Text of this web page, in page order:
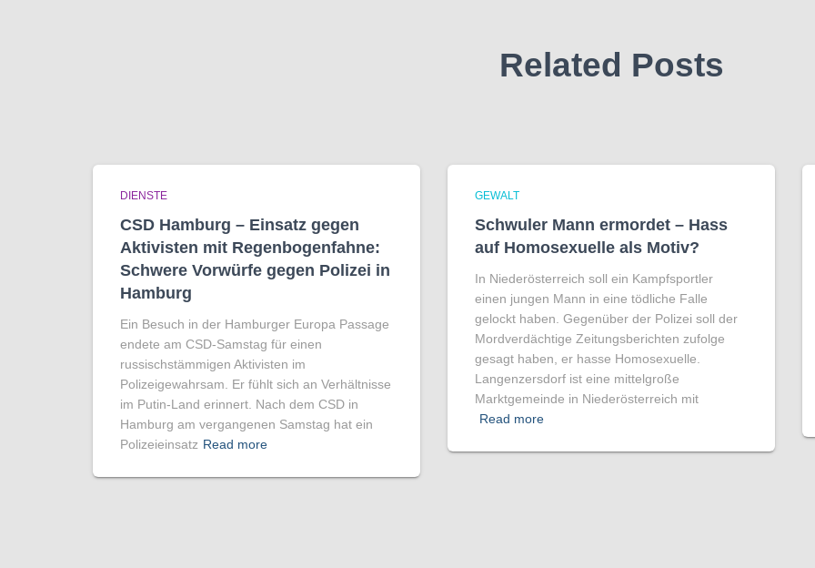
Related Posts
DIENSTE
CSD Hamburg – Einsatz gegen
Aktivisten mit Regenbogen­fahne:
Schwere Vorwürfe gegen Polizei in
Hamburg
Ein Besuch in der Hamburger Europa Passage
endete am CSD-Samstag für einen
russischstämmigen Aktivisten im
Polizeigewahrsam. Er fühlt sich an Verhältnisse
im Putin-Land erinnert. Nach dem CSD in
Hamburg am vergangenen Samstag hat ein
Polizeieinsatz Read more
GEWALT
Schwuler Mann ermordet – Hass
auf Homo­sexuelle als Motiv?
In Niederösterreich soll ein Kampfsportler
einen jungen Mann in eine tödliche Falle
gelockt haben. Gegenüber der Polizei soll der
Mordverdächtige Zeitungsberichten zufolge
gesagt haben, er hasse Homosexuelle.
Langenzersdorf ist eine mittelgroße
Marktgemeinde in Niederösterreich mit
Read more